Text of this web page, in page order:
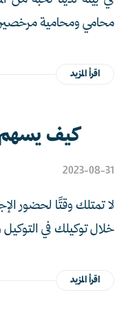
محامي ومحامية
اقرأ المزيد
كيف يسهم
2023-08-31
لا تمتلك وقتًا لحضور
خلال توكيلك في التوكيل
اقرأ المزيد